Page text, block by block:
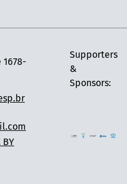
Supporters
&
Sponsors:
BY